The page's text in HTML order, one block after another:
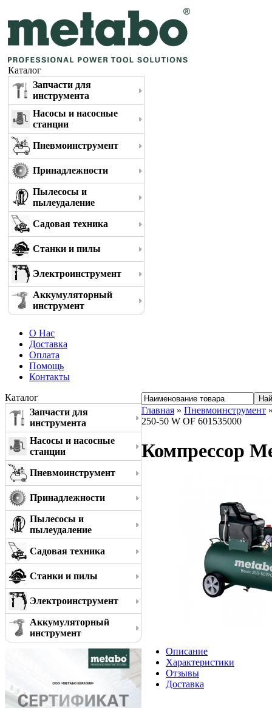
Каталог
Запчасти для
инструмента
Насосы и насосные
станции
Пневмоинструмент
Принадлежности
Пылесосы и
пылеудаление
Садовая техника
Станки и пилы
Электроинструмент
Аккумуляторный
инструмент
О Нас
Доставка
Оплата
Помощь
Контакты
Каталог
Запчасти для
инструмента
Насосы и насосные
станции
Пневмоинструмент
Принадлежности
Пылесосы и
пылеудаление
Садовая техника
Станки и пилы
Электроинструмент
Аккумуляторный
инструмент
Главная » Пневмоинструмент
250-50 W OF 601535000
Компрессор
Описание
Характеристики
Отзывы
Доставка